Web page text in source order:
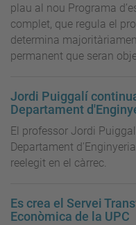
plau al nou Programa
complet, que regula el
determina
permanent que seran
Jordi Puiggalí
Departament
El professor Jordi
Departament
reelegit en el càrrec.
Es crea el Servei
Econòmica de la UPC